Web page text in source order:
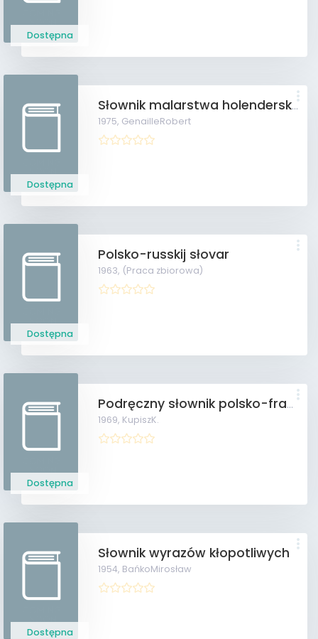
Dostępna
Dostępna
Słownik malarstwa holenderskiego i flamandzkiego
1975, GenailleRobert
Dostępna
Polsko-russkij słovar
1963, (Praca zbiorowa)
Dostępna
Podręczny słownik polsko-francuski
1969, KupiszK.
Dostępna
Słownik wyrazów kłopotliwych
1954, BańkoMirosław